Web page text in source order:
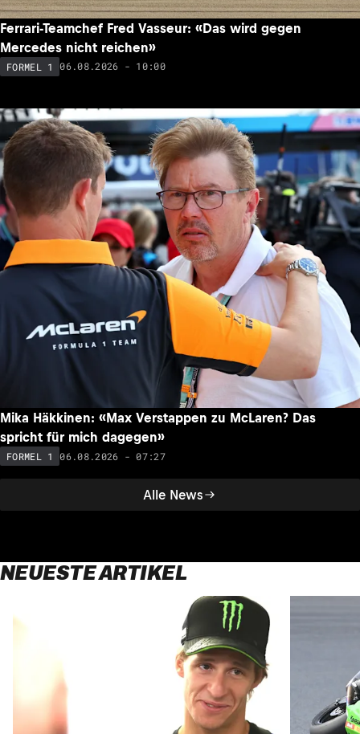
Alle News
Ferrari-Teamchef Fred Vasseur: «Das wird gegen
Mercedes nicht reichen»
FORMEL 1 06.08.2026 - 10:00
Mika Häkkinen: «Max Verstappen zu McLaren? Das
spricht für mich dagegen»
FORMEL 1 06.08.2026 - 07:27
NEUESTE ARTIKEL